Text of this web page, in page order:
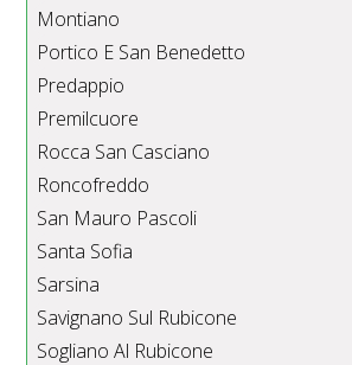
Montiano
Portico E San Benedetto
Predappio
Premilcuore
Rocca San Casciano
Roncofreddo
San Mauro Pascoli
Santa Sofia
Sarsina
Savignano Sul Rubicone
Sogliano Al Rubicone